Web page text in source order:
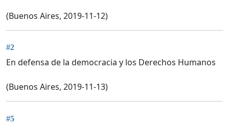
(Buenos Aires, 2019-11-12)
#2
En defensa de la democracia y los Derechos Humanos
(Buenos Aires, 2019-11-13)
#5